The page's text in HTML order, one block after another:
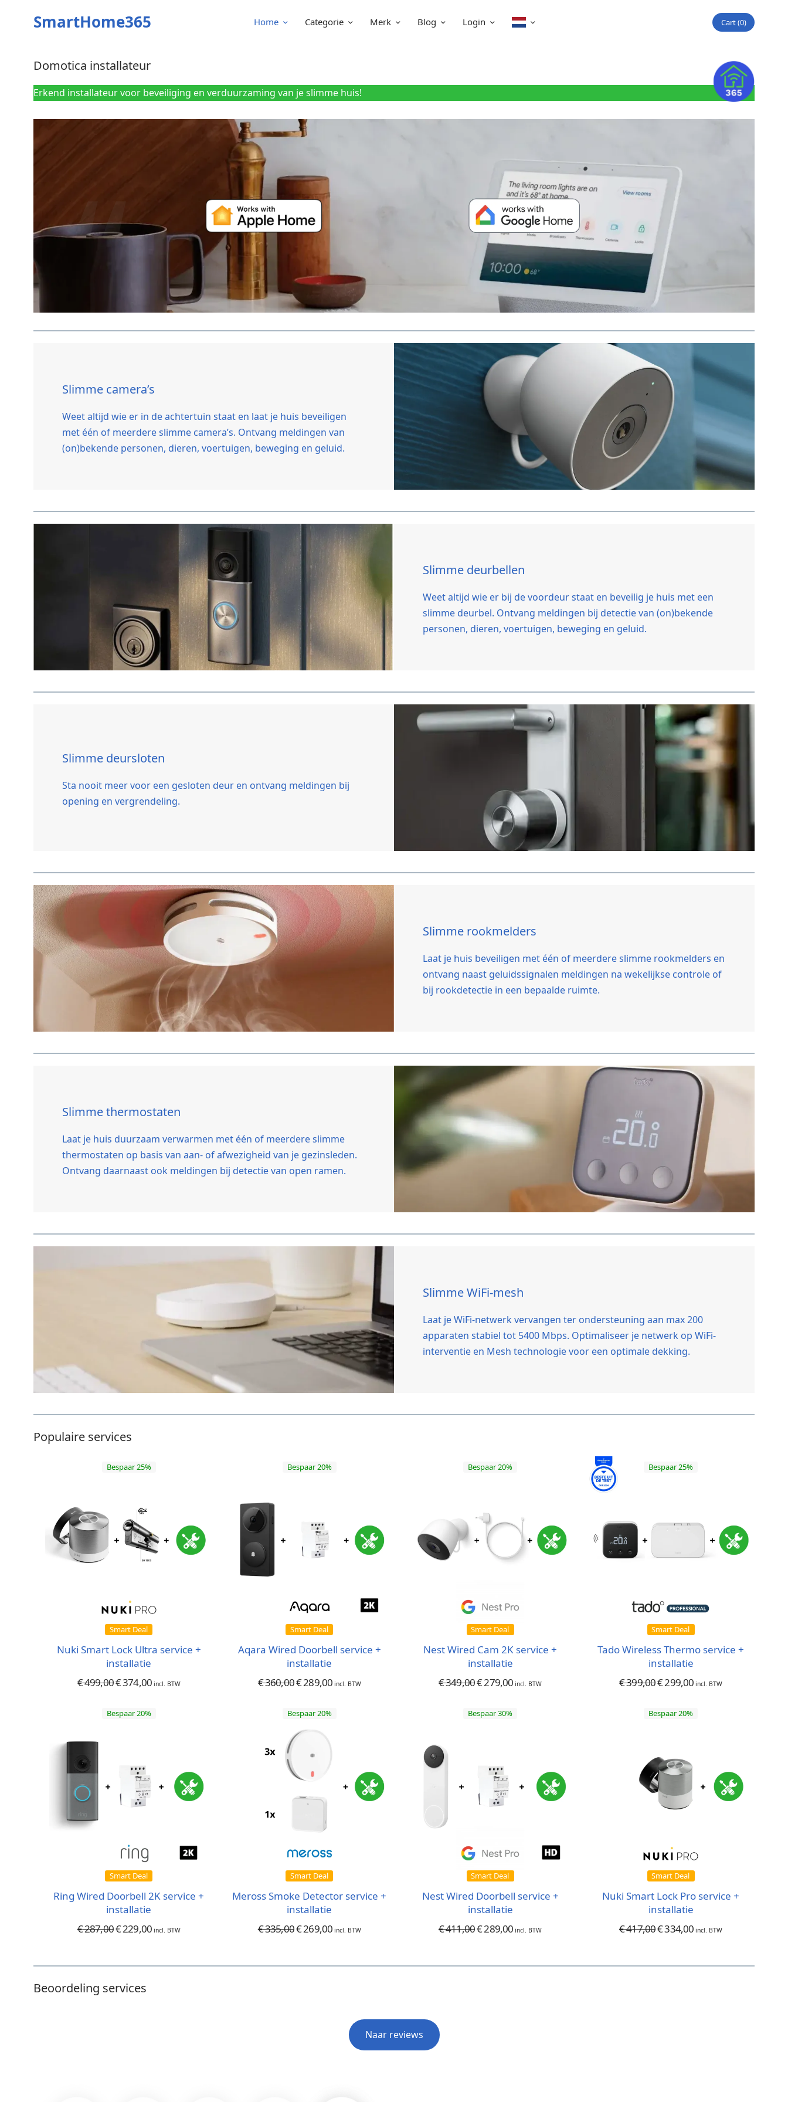
SmartHome365 Home Categorie Merk Blog Login Cart 0
Domotica installateur
Erkend installateur voor beveiliging en verduurzaming van je slimme huis!
Slimme camera’s
Weet altijd wie er in de achtertuin staat en laat je huis beveiligen
met één of meerdere slimme camera’s. Ontvang meldingen van
(on)bekende personen, dieren, voertuigen, beweging en geluid.
Slimme deurbellen
Weet altijd wie er bij de voordeur staat en beveilig je huis met een
slimme deurbel. Ontvang meldingen bij detectie van (on)bekende
personen, dieren, voertuigen, beweging en geluid.
Slimme deursloten
Sta nooit meer voor een gesloten deur en ontvang meldingen bij
opening en vergrendeling.
Slimme rookmelders
Laat je huis beveiligen met één of meerdere slimme rookmelders en
ontvang naast geluidssignalen meldingen na wekelijkse controle of
bij rookdetectie in een bepaalde ruimte.
Slimme thermostaten
Laat je huis duurzaam verwarmen met één of meerdere slimme
thermostaten op basis van aan- of afwezigheid van je gezinsleden.
Ontvang daarnaast ook meldingen bij detectie van open ramen.
Slimme WiFi-mesh
Laat je WiFi-netwerk vervangen ter ondersteuning aan max 200
apparaten stabiel tot 5400 Mbps. Optimaliseer je netwerk op WiFi-
interventie en Mesh technologie voor een optimale dekking.
Populaire services
Bespaar 25%
Smart Deal
Nuki Smart Lock Ultra service +
installatie
€499,00€374,00 incl. BTW
Bespaar 20%
Smart Deal
Aqara Wired Doorbell service +
installatie
€360,00€289,00 incl. BTW
Bespaar 20%
Smart Deal
Nest Wired Cam 2K service +
installatie
€349,00€279,00 incl. BTW
Bespaar 25%
Smart Deal
Tado Wireless Thermo service +
installatie
€399,00€299,00 incl. BTW
Bespaar 20%
Smart Deal
Ring Wired Doorbell 2K service +
installatie
€287,00€229,00 incl. BTW
Bespaar 20%
Smart Deal
Meross Smoke Detector service +
installatie
€335,00€269,00 incl. BTW
Bespaar 30%
Smart Deal
Nest Wired Doorbell service +
installatie
€411,00€289,00 incl. BTW
Bespaar 20%
Smart Deal
Nuki Smart Lock Pro service +
installatie
€417,00€334,00 incl. BTW
Beoordeling services
Naar reviews